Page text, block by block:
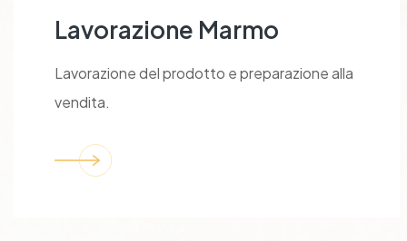
Lavorazione Marmo
Lavorazione del prodotto e preparazione alla
vendita.